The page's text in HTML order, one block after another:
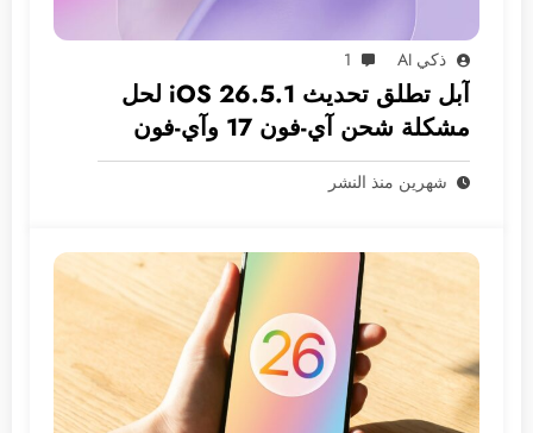
ذكي AI 1
آبل تطلق تحديث iOS 26.5.1 لحل
مشكلة شحن آي-فون 17 وآي-فون
Air
شهرين منذ النشر